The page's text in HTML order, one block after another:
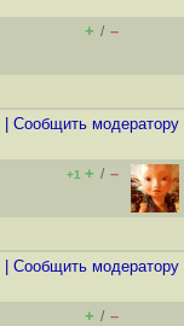
+ / –
Cообщить модератору
+1 + / –
Cообщить модератору
+ / –